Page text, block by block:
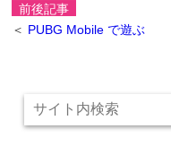
前後記事
＜ PUBG Mobile で遊ぶ